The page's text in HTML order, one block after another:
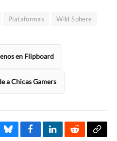
Plataformas Wild Sphere
en Flipboard
a Chicas Gamers
BlueskyFacebookLinkedInReddit